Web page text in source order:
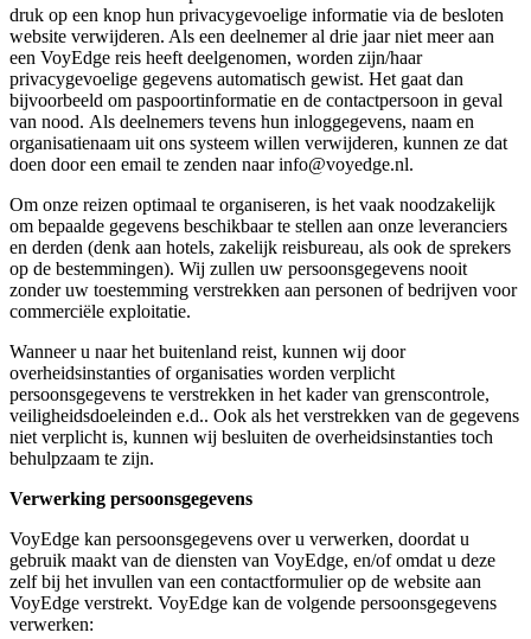
druk op een knop hun privacygevoelige informatie via de besloten
website verwijderen. Als een deelnemer al drie jaar niet meer aan
een VoyEdge reis heeft deelgenomen, worden zijn/haar
privacygevoelige gegevens automatisch gewist. Het gaat dan
bijvoorbeeld om paspoortinformatie en de contactpersoon in geval
van nood. Als deelnemers tevens hun inloggegevens, naam en
organisatienaam uit ons systeem willen verwijderen, kunnen ze dat
doen door een email te zenden naar info@voyedge.nl.
Om onze reizen optimaal te organiseren, is het vaak noodzakelijk
om bepaalde gegevens beschikbaar te stellen aan onze leveranciers
en derden (denk aan hotels, zakelijk reisbureau, als ook de sprekers
op de bestemmingen). Wij zullen uw persoonsgegevens nooit
zonder uw toestemming verstrekken aan personen of bedrijven voor
commerciële exploitatie.
Wanneer u naar het buitenland reist, kunnen wij door
overheidsinstanties of organisaties worden verplicht
persoonsgegevens te verstrekken in het kader van grenscontrole,
veiligheidsdoeleinden e.d.. Ook als het verstrekken van de gegevens
niet verplicht is, kunnen wij besluiten de overheidsinstanties toch
behulpzaam te zijn.
Verwerking persoonsgegevens
VoyEdge kan persoonsgegevens over u verwerken, doordat u
gebruik maakt van de diensten van VoyEdge, en/of omdat u deze
zelf bij het invullen van een contactformulier op de website aan
VoyEdge verstrekt. VoyEdge kan de volgende persoonsgegevens
verwerken: